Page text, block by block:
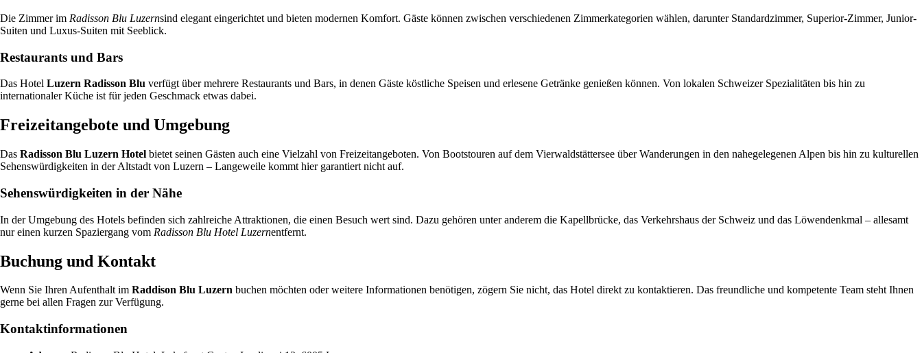
Die Zimmer im Radisson Blu Luzernsind elegant eingerichtet und bieten modernen Komfort. Gäste können zwischen verschiedenen Zimmerkategorien wählen, darunter Standardzimmer, Superior-Zimmer, Junior-
Suiten und Luxus-Suiten mit Seeblick.
Restaurants und Bars
Das Hotel Luzern Radisson Blu verfügt über mehrere Restaurants und Bars, in denen Gäste köstliche Speisen und erlesene Getränke genießen können. Von lokalen Schweizer Spezialitäten bis hin zu
internationaler Küche ist für jeden Geschmack etwas dabei.
Freizeitangebote und Umgebung
Das Radisson Blu Luzern Hotel bietet seinen Gästen auch eine Vielzahl von Freizeitangeboten. Von Bootstouren auf dem Vierwaldstättersee über Wanderungen in den nahegelegenen Alpen bis hin zu kulturellen
Sehenswürdigkeiten in der Altstadt von Luzern – Langeweile kommt hier garantiert nicht auf.
Sehenswürdigkeiten in der Nähe
In der Umgebung des Hotels befinden sich zahlreiche Attraktionen, die einen Besuch wert sind. Dazu gehören unter anderem die Kapellbrücke, das Verkehrshaus der Schweiz und das Löwendenkmal – allesamt
nur einen kurzen Spaziergang vom Radisson Blu Hotel Luzernentfernt.
Buchung und Kontakt
Wenn Sie Ihren Aufenthalt im Raddison Blu Luzern buchen möchten oder weitere Informationen benötigen, zögern Sie nicht, das Hotel direkt zu kontaktieren. Das freundliche und kompetente Team steht Ihnen
gerne bei allen Fragen zur Verfügung.
Kontaktinformationen